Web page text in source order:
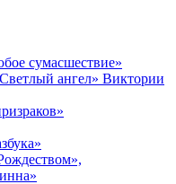
сумасшествие»
ангел» Виктории